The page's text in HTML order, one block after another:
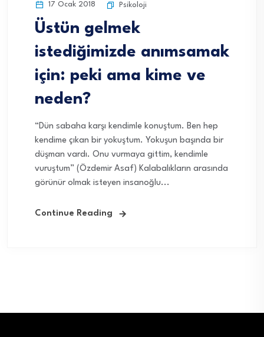
17 Ocak 2018 Psikoloji
Üstün gelmek
istediğimizde anımsamak
için: peki ama kime ve
neden?
“Dün sabaha karşı kendimle konuştum. Ben hep
kendime çıkan bir yokuştum. Yokuşun başında bir
düşman vardı. Onu vurmaya gittim, kendimle
vuruştum” (Özdemir Asaf) Kalabalıkların arasında
görünür olmak isteyen insanoğlu...
Continue Reading